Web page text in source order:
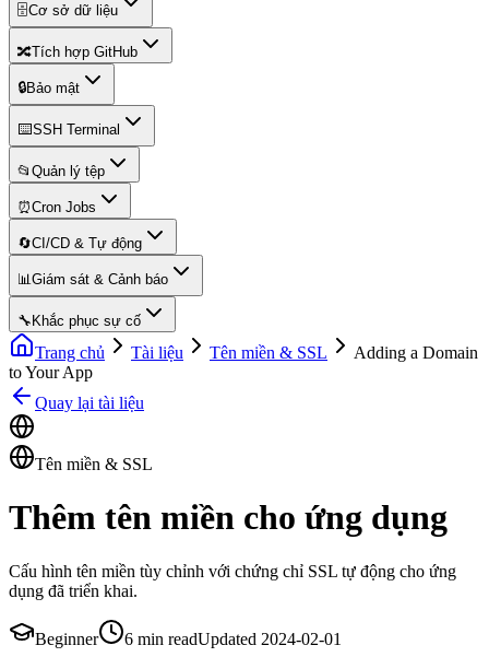
🗄️Cơ sở dữ liệu
🔀Tích hợp GitHub
🔒Bảo mật
⌨️SSH Terminal
📂 Quản lý tệp
⏰Cron Jobs
🔄CI/CD & Tự động
📊Giám sát & Cảnh báo
🔧 Khắc phục sự cố
Trang chủ Tài liệu Tên miền & SSL
Adding a Domain
to Your App
Quay lại tài liệu
Tên miền & SSL
Thêm tên miền cho ứng dụng
Cấu hình tên miền tùy chỉnh với chứng chỉ SSL tự động cho ứng
dụng đã triển khai.
Beginner 6 min readUpdated 2024-02-01